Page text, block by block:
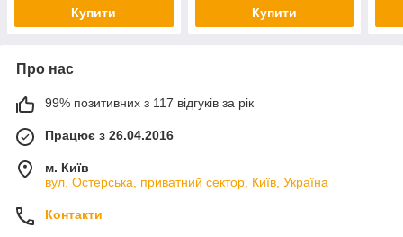
Купити Купити
Про нас
99% позитивних з 117 відгуків за рік
Працює з 26.04.2016
м. Київ
вул. Остерська, приватний сектор, Київ, Україна
Контакти